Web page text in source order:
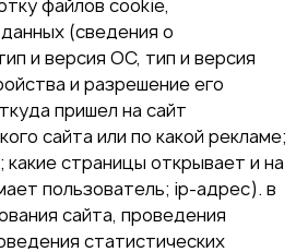
файлов cookie,
(сведения о
и версия ОС, тип и версия
и разрешение его
пришел на сайт
сайта или по какой рекламе;
страницы открывает и на
пользователь; ip-адрес). в
сайта, проведения
статистических